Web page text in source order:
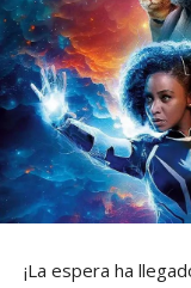
¡La espera ha